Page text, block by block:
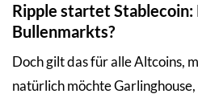
Ripple startet
Bullenmarkts?
Doch gilt das für alle Altcoins,
natürlich möchte